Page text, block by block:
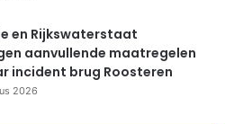
en Rijkswaterstaat
aanvullende maatregelen
incident brug Roosteren
2026